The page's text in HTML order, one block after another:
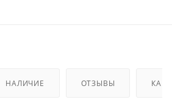
НАЛИЧИЕ ОТЗЫВЫ КАК